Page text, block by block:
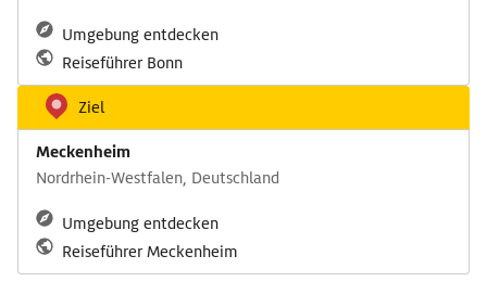
Umgebung entdecken
Reiseführer Bonn
Ziel
Meckenheim
Nordrhein-Westfalen, Deutschland
Umgebung entdecken
Reiseführer Meckenheim